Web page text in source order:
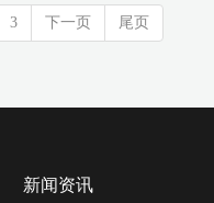
3 下一页 尾页
新闻资讯